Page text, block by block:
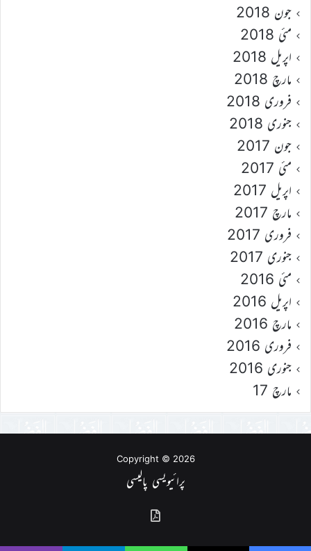
جون 2018
مئی 2018
اپریل 2018
مارچ 2018
فروری 2018
جنوری 2018
جون 2017
مئی 2017
اپریل 2017
مارچ 2017
فروری 2017
جنوری 2017
مئی 2016
اپریل 2016
مارچ 2016
فروری 2016
جنوری 2016
مارچ 17
Copyright © 2026
پرائیویسی پالیسی
گذشتہ
شمارے